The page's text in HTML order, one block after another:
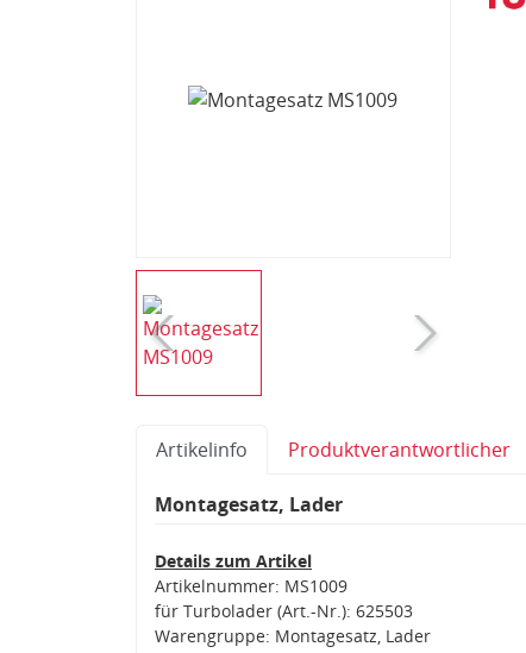
Artikelinfo Produktverantwortlicher
Montagesatz, Lader
Details zum Artikel
Artikelnummer: MS1009
für Turbolader (Art.-Nr.): 625503
Warengruppe: Montagesatz, Lader